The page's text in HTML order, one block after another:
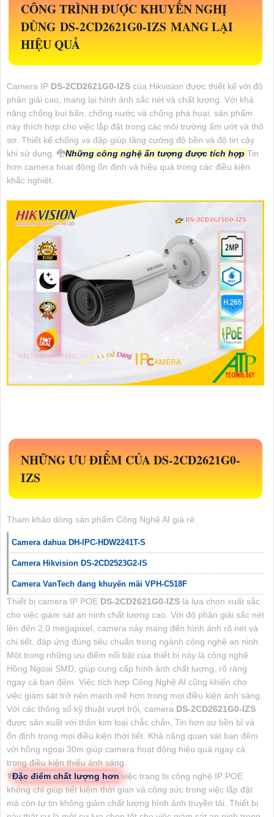
CÔNG TRÌNH ĐƯỢC KHUYẾN NGHỊ
DÙNG DS-2CD2621G0-IZS MANG LẠI
HIỆU QUẢ
Camera IP DS-2CD2621G0-IZS của Hikvision được thiết kế với độ
phân giải cao, mang lại hình ảnh sắc nét và chất lượng. Với khả
năng chống bụi bẩn, chống nước và chống phá hoại, sản phẩm
này thích hợp cho việc lắp đặt trong các môi trường ẩm ướt và thô
sơ. Thiết kế chống va đập giúp tăng cường độ bền và độ tin cậy
khi sử dụng. 🐉️Những công nghệ ấn tượng được tích hợp Tin
hơn camera hoạt động ổn định và hiệu quả trong các điều kiện
khắc nghiệt.
NHỮNG ƯU ĐIỂM CỦADS-2CD2621G0-
IZS
Tham khảo dòng sản phẩm Công Nghệ AI giá rẻ:
Camera dahua DH-IPC-HDW2241T-S
Camera Hikvision DS-2CD2523G2-IS
Camera VanTech đang khuyến mãi VPH-C518F
Thiết bị camera IP POE DS-2CD2621G0-IZS là lựa chọn xuất sắc
cho việc giám sát an ninh chất lượng cao. Với độ phân giải sắc nét
lên đến 2.0 megapixel, camera này mang đến hình ảnh rõ nét và
chi tiết, đáp ứng đúng tiêu chuẩn trong ngành công nghệ an ninh.
Một trong những ưu điểm nổi bật của thiết bị này là công nghệ
Hồng Ngoại SMD, giúp cung cấp hình ảnh chất lượng, rõ ràng
ngay cả ban đêm. Việc tích hợp Công Nghệ AI cũng khiến cho
việc giám sát trở nên mạnh mẽ hơn trong mọi điều kiện ánh sáng.
Với các thông số kỹ thuật vượt trội, camera DS-2CD2621G0-IZS
được sản xuất với thân kim loại chắc chắn, Tin hơn sự bền bỉ và
ổn định trong mọi điều kiện thời tiết. Khả năng quan sát ban đêm
với hồng ngoại 30m giúp camera hoạt động hiệu quả ngay cả
trong điều kiện thiếu ánh sáng.
☤Đặc điểm chất lượng hơn việc trang bị công nghệ IP POE
không chỉ giúp tiết kiệm thời gian và công sức trong việc lắp đặt
mà còn tự tin không giảm chất lượng hình ảnh truyền tải. Thiết bị